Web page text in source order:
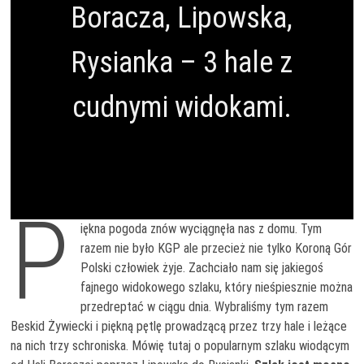
Boracza, Lipowska,
Rysianka – 3 hale z
cudnymi widokami.
P
iękna pogoda znów wyciągnęła nas z domu. Tym
razem nie było KGP ale przecież nie tylko Koroną Gór
Polski człowiek żyje. Zachciało nam się jakiegoś
fajnego widokowego szlaku, który nieśpiesznie można
przedreptać w ciągu dnia. Wybraliśmy tym razem
Beskid Żywiecki i piękną pętlę prowadzącą przez trzy hale i leżące
na nich trzy schroniska. Mówię tutaj o popularnym szlaku wiodącym